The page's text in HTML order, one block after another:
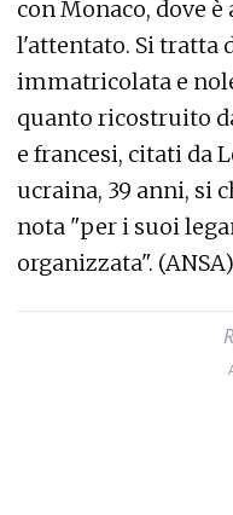
con Monaco, dove
l'attentato. Si tratta
immatricolata e
quanto ricostruito
e francesi, citati da
ucraina, 39 anni, si
nota "per i suoi
organizzata".